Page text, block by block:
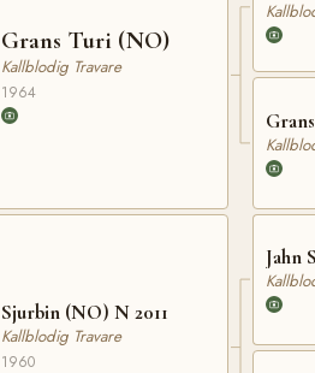
Grans Turi (NO)
Kallblodig Travare
1964
Sjurbin (NO) N 2011
Kallblodig Travare
1960
Jahn